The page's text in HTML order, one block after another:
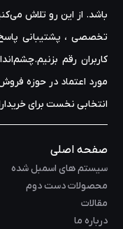
باشد. از این رو تلاش
تخصصی ، پشتیبانی
کاربران رقم
مورد اعتماد در حوزه‌
انتخابی نخست برای
صفحه اصلی
سیستم های اسمبل شده
محصولات دست دوم
مقالات
درباره ما